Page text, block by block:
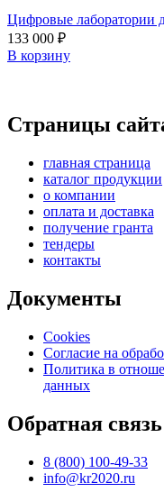
Цифровые лаборатории
133 000 ₽
В корзину
Страницы
главная страница
каталог продукции
о компании
оплата и доставка
получение гранта
тендеры
контакты
Документы
Cookies
Согласие на
Политика в
данных
Обратная связь
8 (800) 100-49-33
info@kr2020.ru